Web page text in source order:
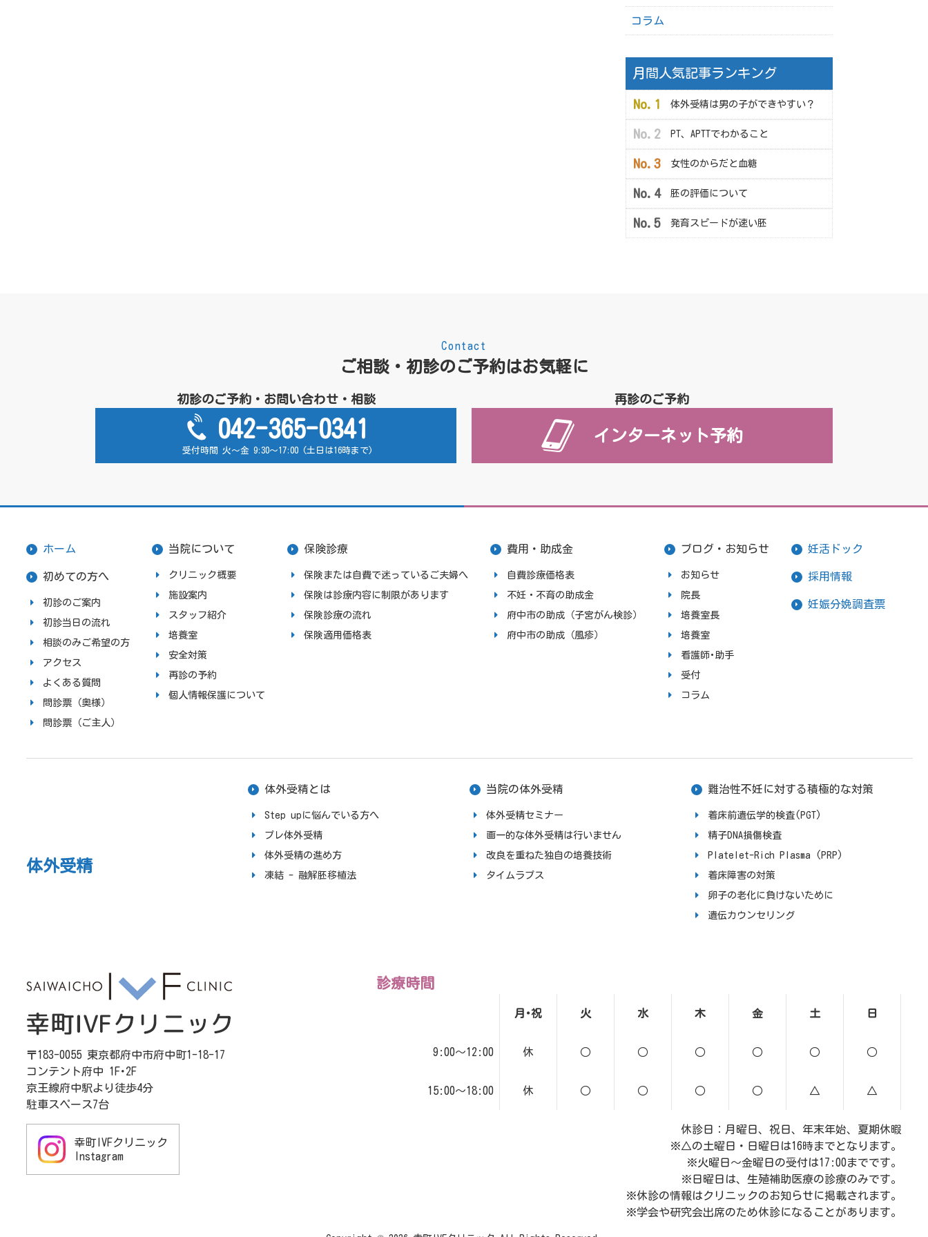
コラム
月間人気記事ランキング
体外受精は男の子ができやすい？
PT、APTTでわかること
女性のからだと血糖
胚の評価について
発育スピードが速い胚
ご相談・初診のご予約はお気軽に
Contact
初診のご予約・お問い合わせ・相談
042-365-0341
受付時間 火～金 9:30～17:00 (土日は16時まで)
再診のご予約
インターネット予約
ホーム
初めての方へ
初診のご案内
初診当日の流れ
相談のみご希望の方
アクセス
よくある質問
問診票（奥様）
問診票（ご主人）
当院について
クリニック概要
施設案内
スタッフ紹介
培養室
安全対策
再診の予約
個人情報保護について
保険診療
保険または自費で迷っているご夫婦へ
保険は診療内容に制限があります
保険診療の流れ
保険適用価格表
費用・助成金
自費診療価格表
不妊・不育の助成金
府中市の助成（子宮がん検診）
府中市の助成（風疹）
ブログ・お知らせ
お知らせ
院長
培養室長
培養室
看護師･助手
受付
コラム
妊活ドック
採用情報
妊娠分娩調査票
体外受精
体外受精とは
Step upに悩んでいる方へ
プレ体外受精
体外受精の進め方
凍結 - 融解胚移植法
当院の体外受精
体外受精セミナー
画一的な体外受精は行いません
改良を重ねた独自の培養技術
タイムラプス
難治性不妊に対する積極的な対策
着床前遺伝学的検査(PGT)
精子DNA損傷検査
Platelet-Rich Plasma (PRP)
着床障害の対策
卵子の老化に負けないために
遺伝カウンセリング
〒183-0055 東京都府中市府中町1-18-17
コンテント府中 1F･2F
京王線府中駅より徒歩4分
駐車スペース7台
幸町IVFクリニック
Instagram
診療時間
月･祝 火 水 木 金 土 日
9:00～12:00 休 ○ ○ ○ ○ ○ ○
15:00～18:00 休 ○ ○ ○ ○ △ △
休診日：月曜日、祝日、年末年始、夏期休暇
※△の土曜日・日曜日は16時までとなります。
※火曜日～金曜日の受付は17:00までです。
※日曜日は、生殖補助医療の診療のみです。
※休診の情報はクリニックのお知らせに掲載されます。
※学会や研究会出席のため休診になることがあります。